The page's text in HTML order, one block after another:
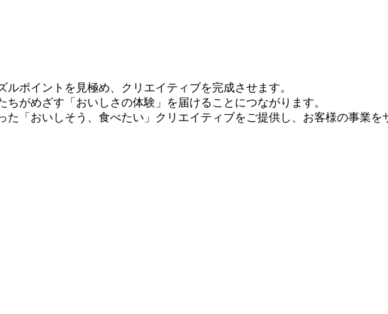
ポイントを見極め、クリエイティブを完成させます。
がめざす「おいしさの体験」を届けることにつながります。
た「おいしそう、食べたい」クリエイティブをご提供し、お客様の事業を